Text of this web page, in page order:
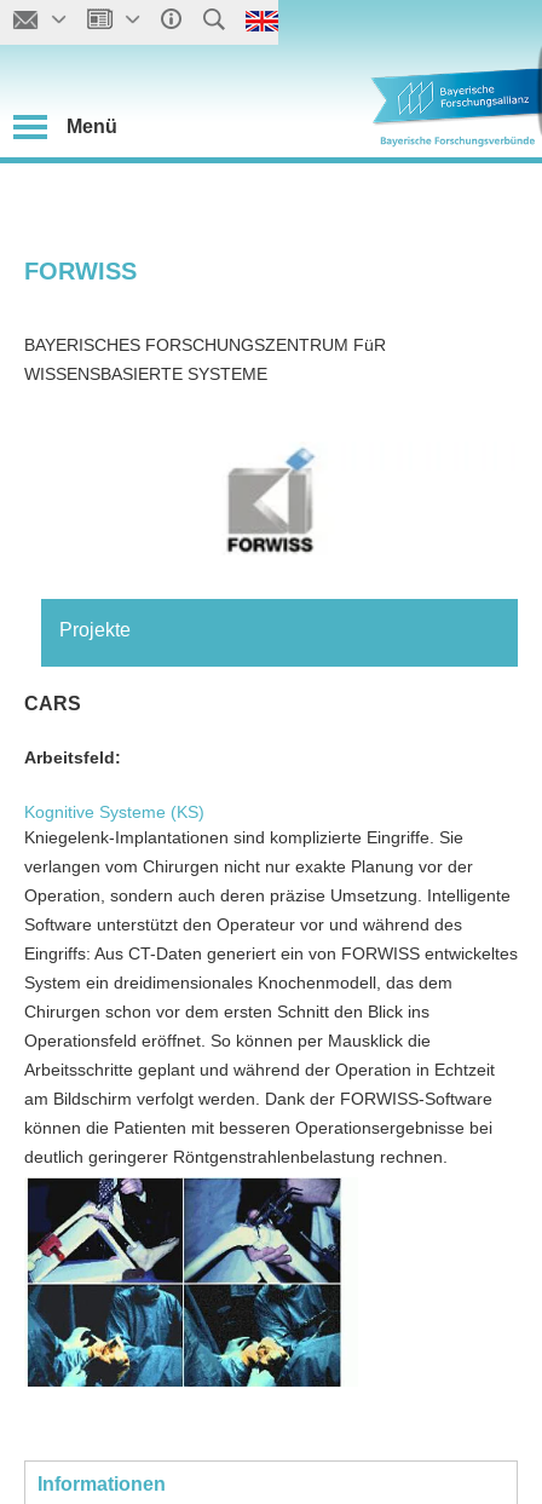
Menü
FORWISS
BAYERISCHES FORSCHUNGSZENTRUM FüR
WISSENSBASIERTE SYSTEME
Projekte
CARS
Arbeitsfeld:
Kognitive Systeme (KS)
Kniegelenk-Implantationen sind komplizierte Eingriffe. Sie
verlangen vom Chirurgen nicht nur exakte Planung vor der
Operation, sondern auch deren präzise Umsetzung. Intelligente
Software unterstützt den Operateur vor und während des
Eingriffs: Aus CT-Daten generiert ein von FORWISS entwickeltes
System ein dreidimensionales Knochenmodell, das dem
Chirurgen schon vor dem ersten Schnitt den Blick ins
Operationsfeld eröffnet. So können per Mausklick die
Arbeitsschritte geplant und während der Operation in Echtzeit
am Bildschirm verfolgt werden. Dank der FORWISS-Software
können die Patienten mit besseren Operationsergebnisse bei
deutlich geringerer Röntgenstrahlenbelastung rechnen.
Informationen